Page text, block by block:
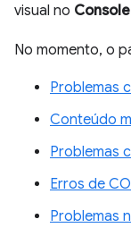
visual no Console
No momento, o
Problemas
Conteúdo
Problemas
Erros de
Problemas